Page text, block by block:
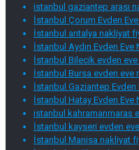
istanbul gaziantep arası
İstanbul Çorum Evden
İstanbul antalya nakliyat
İstanbul Aydın Evden Eve
İstanbul Bilecik evden
İstanbul Bursa evden eve
İstanbul Gaziantep Evden
İstanbul Hatay Evden Eve
istanbul kahramanmaraş
İstanbul kayseri evden
İstanbul Manisa nakliyat